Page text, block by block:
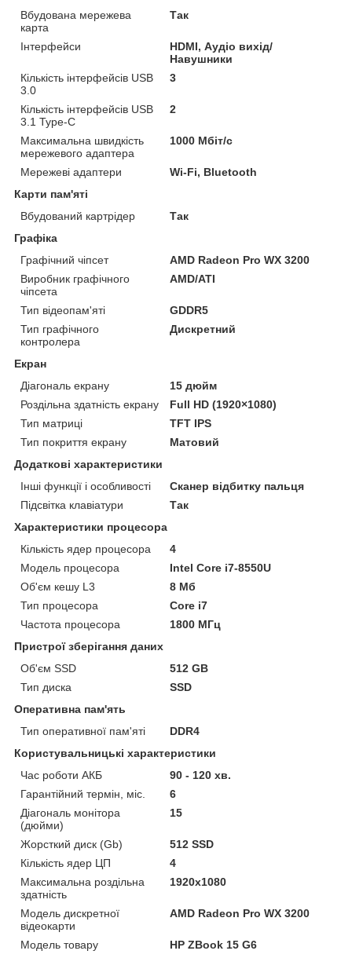
Вбудована мережева
карта
Так
Інтерфейси
HDMI, Аудіо вихід/
Навушники
Кількість інтерфейсів USB
3.0
3
Кількість інтерфейсів USB
3.1 Type-C
2
Максимальна швидкість
мережевого адаптера
1000 Мбіт/с
Мережеві адаптери
Wi-Fi, Bluetooth
Карти пам'яті
Вбудований картрідер
Так
Графіка
Графічний чіпсет
AMD Radeon Pro WX 3200
Виробник графічного
чіпсета
AMD/ATI
Тип відеопам'яті
GDDR5
Тип графічного
контролера
Дискретний
Екран
Діагональ екрану
15 дюйм
Роздільна здатність екрану
Full HD (1920×1080)
Тип матриці
TFT IPS
Тип покриття екрану
Матовий
Додаткові характеристики
Інші функції і особливості
Сканер відбитку пальця
Підсвітка клавіатури
Так
Характеристики процесора
Кількість ядер процесора
4
Модель процесора
Intel Core i7-8550U
Об'єм кешу L3
8 Мб
Тип процесора
Core i7
Частота процесора
1800 МГц
Пристрої зберігання даних
Об'єм SSD
512 GB
Тип диска
SSD
Оперативна пам'ять
Тип оперативної пам'яті
DDR4
Користувальницькі характеристики
Час роботи АКБ
90 - 120 хв.
Гарантійний термін, міс.
6
Діагональ монітора
(дюйми)
15
Жорсткий диск (Gb)
512 SSD
Кількість ядер ЦП
4
Максимальна роздільна
здатність
1920x1080
Модель дискретної
відеокарти
AMD Radeon Pro WX 3200
Модель товару
HP ZBook 15 G6